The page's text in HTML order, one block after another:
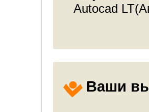
Autocad
Ваши